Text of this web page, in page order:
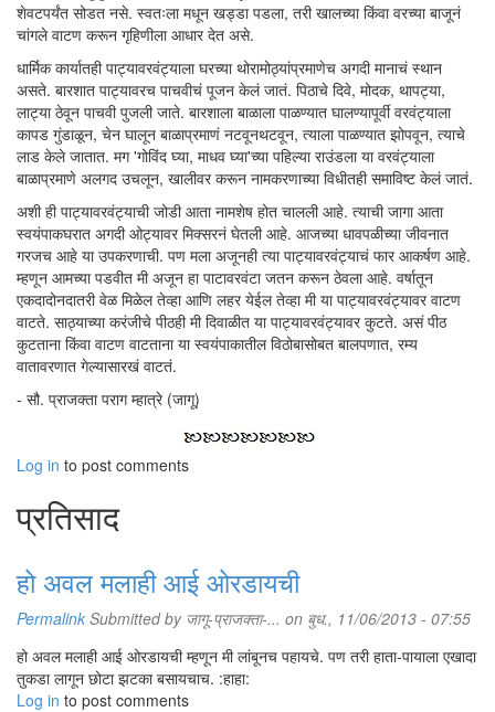
शेवटपर्यंत सोडत नसे. स्वतःला मधून खड्डा पडला, तरी खालच्या किंवा वरच्या बाजूनं
चांगले वाटण करून गृहिणीला आधार देत असे.
धार्मिक कार्यातही पाट्यावरवंट्याला घरच्या थोरामोठ्यांप्रमाणेच अगदी मानाचं स्थान
असते. बारशात पाट्यावरच पाचवीचं पूजन केलं जातं. पिठाचे दिवे, मोदक, थापट्या,
लाट्या ठेवून पाचवी पुजली जाते. बारशाला बाळाला पाळण्यात घालण्यापूर्वी वरवंट्याला
कापड गुंडाळून, चेन घालून बाळाप्रमाणं नटवूनथटवून, त्याला पाळण्यात झोपवून, त्याचे
लाड केले जातात. मग 'गोविंद घ्या, माधव घ्या'च्या पहिल्या राउंडला या वरवंट्याला
बाळाप्रमाणे अलगद उचलून, खालीवर करून नामकरणाच्या विधीतही समाविष्ट केलं जातं.
अशी ही पाट्यावरवंट्याची जोडी आता नामशेष होत चालली आहे. त्याची जागा आता
स्वयंपाकघरात अगदी ओट्यावर मिक्सरनं घेतली आहे. आजच्या धावपळीच्या जीवनात
गरजच आहे या उपकरणाची. पण मला अजूनही त्या पाट्यावरवंट्याचं फार आकर्षण आहे.
म्हणून आमच्या पडवीत मी अजून हा पाटावरवंटा जतन करून ठेवला आहे. वर्षातून
एकदादोनदातरी वेळ मिळेल तेव्हा आणि लहर येईल तेव्हा मी या पाट्यावरवंट्यावर वाटण
वाटते. साठ्याच्या करंजीचे पीठही मी दिवाळीत या पाट्यावरवंट्यावर कुटते. असं पीठ
कुटताना किंवा वाटण वाटताना या स्वयंपाकातील विठोबासोबत बालपणात, रम्य
वातावरणात गेल्यासारखं वाटतं.
- सौ. प्राजक्ता पराग म्हात्रे (जागू)
Log in to post comments
प्रतिसाद
हो अवल मलाही आई ओरडायची
Permalink Submitted by जागू-प्राजक्ता-... on बुध., 11/06/2013 - 07:55
हो अवल मलाही आई ओरडायची म्हणून मी लांबूनच पहायचे. पण तरी हाता-पायाला एखादा
तुकडा लागून छोटा झटका बसायचाच. :हाहा:
Log in to post comments